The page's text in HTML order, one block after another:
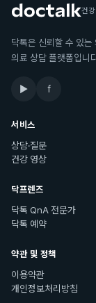
건
닥톡은 신뢰할 수 있
의료 상담 플랫폼입니
▶ f
서비스
상담·질문
건강 영상
닥프렌즈
닥톡 QnA 전문가
닥톡 예약
약관 및 정책
이용약관
개인정보처리방침